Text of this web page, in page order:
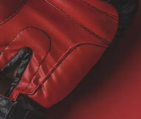
TRICOU I MAIOU